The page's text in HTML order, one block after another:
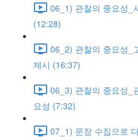
06_1) 관찰의 중요성_
(12:28)
06_2) 관찰의 중요성_
제시 (16:37)
06_3) 관찰의 중요성_
요성 (7:32)
07_1) 문장 수집으로